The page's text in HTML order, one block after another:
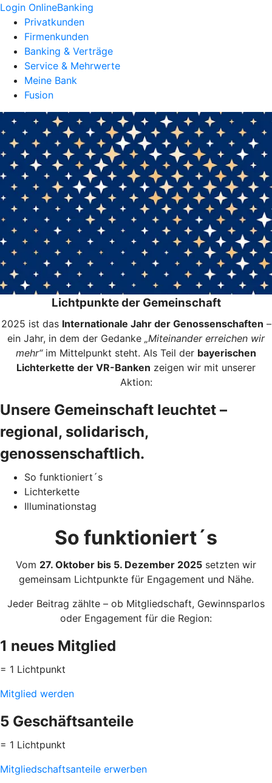
Login OnlineBanking
Privatkunden
Firmenkunden
Banking & Verträge
Service & Mehrwerte
Meine Bank
Fusion
Lichtpunkte der Gemeinschaft
2025 ist das Internationale Jahr der Genossenschaften –
ein Jahr, in dem der Gedanke „Miteinander erreichen wir
mehr“im Mittelpunkt steht. Als Teil der bayerischen
Lichterkette der VR-Banken zeigen wir mit unserer
Aktion:
Unsere Gemeinschaft leuchtet –
regional, solidarisch,
genossenschaftlich.
So funktioniert´s
Lichterkette
Illuminationstag
So funktioniert´s
Vom 27. Oktober bis 5. Dezember 2025 setzten wir
gemeinsam Lichtpunkte für Engagement und Nähe.
Jeder Beitrag zählte – ob Mitgliedschaft, Gewinnsparlos
oder Engagement für die Region:
1 neues Mitglied
= 1 Lichtpunkt
Mitglied werden
5 Geschäftsanteile
= 1 Lichtpunkt
Mitgliedschaftsanteile erwerben